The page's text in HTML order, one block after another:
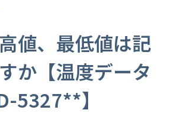
値、最低値は記
か【温度データ
5327**】